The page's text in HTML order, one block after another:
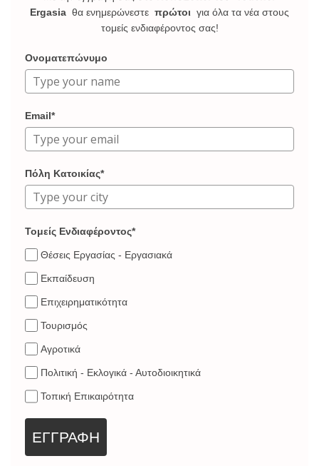
Ergasia θα ενημερώνεστε πρώτοι για όλα τα νέα στους
τομείς ενδιαφέροντος σας!
Ονοματεπώνυμο
Email*
Πόλη Κατοικίας*
Τομείς Ενδιαφέροντος*
Θέσεις Εργασίας - Εργασιακά
Εκπαίδευση
Επιχειρηματικότητα
Τουρισμός
Αγροτικά
Πολιτική - Εκλογικά - Αυτοδιοικητικά
Τοπική Επικαιρότητα
ΕΓΓΡΑΦΗ